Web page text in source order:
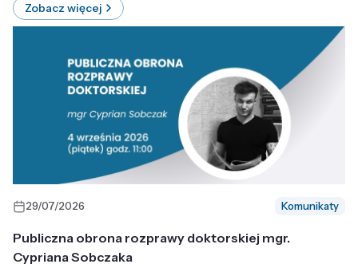
Zobacz więcej
29/07/2026 Komunikaty
Publiczna obrona rozprawy doktorskiej mgr.
Cypriana Sobczaka